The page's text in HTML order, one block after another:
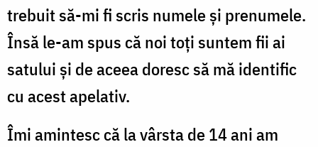
trebuit să-mi fi scris numele și prenumele.
Însă le-am spus că noi toți suntem fii ai
satului și de aceea doresc să mă identific
cu acest apelativ.
Îmi amintesc că la vârsta de 14 ani am